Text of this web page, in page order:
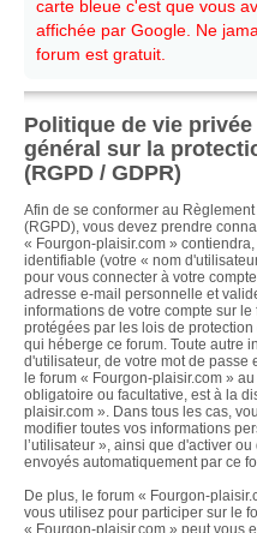
carte bleue c'est que vous
affichée par Google. Ne
forum est gratuit.
Politique de vie
général sur la
(RGPD / GDPR)
Afin de se conformer au
(RGPD), vous devez prendre
« Fourgon-plaisir.com »
identifiable (votre « nom
pour vous connecter à votre
adresse e-mail personnelle et
informations de votre compte sur
protégées par les lois de
qui héberge ce forum. Toute autre
d'utilisateur, de votre mot de
le forum « Fourgon-plaisir.com »
obligatoire ou facultative, est à la
plaisir.com ». Dans tous les cas,
modifier toutes vos informations
l’utilisateur », ainsi que d'activer
envoyés automatiquement par ce
De plus, le forum « Fourgon-
vous utilisez pour participer sur le
« Fourgon-plaisir.com » peut vous